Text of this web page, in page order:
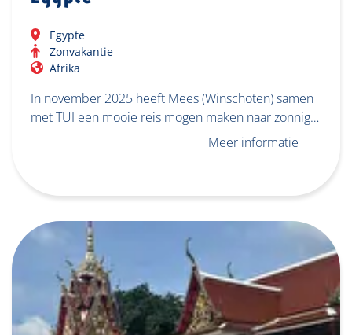
Egypte
Zonvakantie
Afrika
In november 2025 heeft Mees (Winschoten) samen
met TUI een mooie reis mogen maken naar zonnig…
Meer informatie